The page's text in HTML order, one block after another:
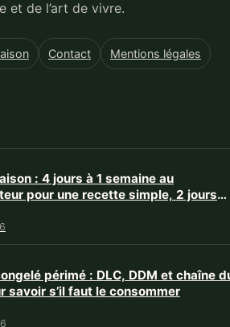
et de l’art de vivre.
Contact Mentions légales
: 4 jours à 1 semaine au
pour une recette simple, 2 jours
périmé : DLC, DDM et chaîne
savoir s’il faut le consommer